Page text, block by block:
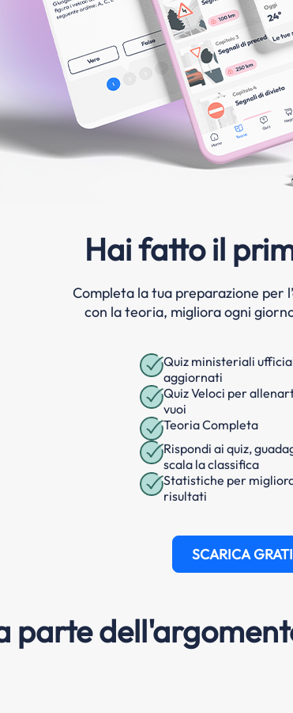
Hai fatto il
Completa la tua preparazione per
con la teoria, migliora ogni
Quiz ministeriali
aggiornati
Quiz Veloci per
vuoi
Teoria Completa
Rispondi ai quiz,
scala la classifica
Statistiche per
risultati
SCARICA
parte